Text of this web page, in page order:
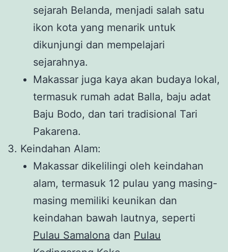
sejarah Belanda, menjadi salah satu
ikon kota yang menarik untuk
dikunjungi dan mempelajari
sejarahnya.
Makassar juga kaya akan budaya lokal,
termasuk rumah adat Balla, baju adat
Baju Bodo, dan tari tradisional Tari
Pakarena.
3. Keindahan Alam:
Makassar dikelilingi oleh keindahan
alam, termasuk 12 pulau yang masing-
masing memiliki keunikan dan
keindahan bawah lautnya, seperti
Pulau Samalona dan Pulau